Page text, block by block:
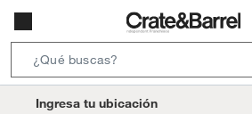
e
Ingresa tu ubicación